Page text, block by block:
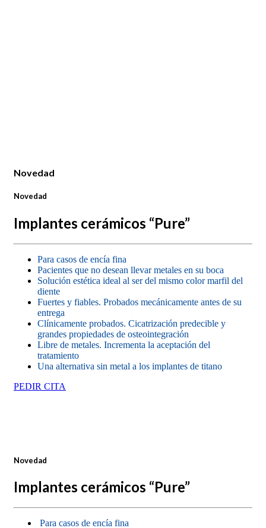
Novedad
Novedad
Implantes cerámicos “Pure”
Para casos de encía fina
Pacientes que no desean llevar metales en su boca
Solución estética ideal al ser del mismo color marfil del
diente
Fuertes y fiables. Probados mecánicamente antes de su
entrega
Clínicamente probados. Cicatrización predecible y
grandes propiedades de osteointegración
Libre de metales. Incrementa la aceptación del
tratamiento
Una alternativa sin metal a los implantes de titano
PEDIR CITA
Novedad
Implantes cerámicos “Pure”
Para casos de encía fina